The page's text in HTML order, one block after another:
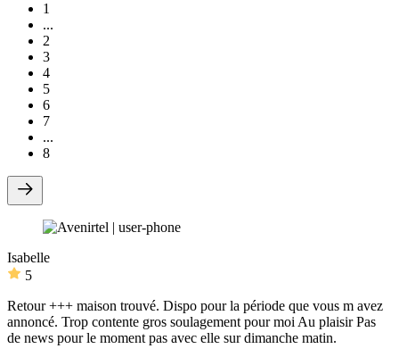
1
...
2
3
4
5
6
7
...
8
Isabelle
5
Retour +++ maison trouvé. Dispo pour la période que vous m avez
annoncé. Trop contente gros soulagement pour moi Au plaisir Pas
de news pour le moment pas avec elle sur dimanche matin.